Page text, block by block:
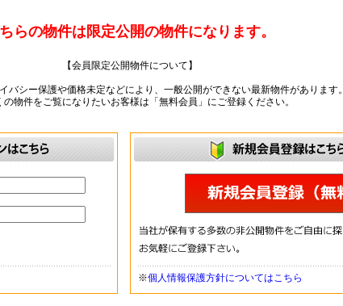
らの物件は限定公開の物件になります。
【会員限定公開物件について】
バシー保護や価格未定などにより、一般公開ができない最新物件があります。
の物件をご覧になりたいお客様は「無料会員」にご登録ください。
※個人情報保護方針についてはこちら